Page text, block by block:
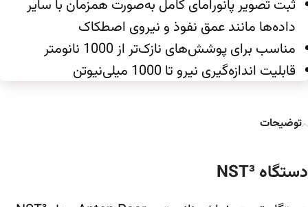
ثبت تصویر پانورامای کامل به‌صورت همزمان با سایر
داده‌ها مانند عمق نفوذ و نیروی اصطکاک
مناسب برای پوشش‌های نازک‌تر از 1000 نانومتر
قابلیت اندازه‌گیری نیرو تا 1000 میلی‌نیوتن
توضیحات
دستگاه NST³